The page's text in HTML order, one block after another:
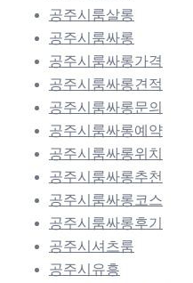
공주시룸살롱
공주시룸싸롱
공주시룸싸롱가격
공주시룸싸롱견적
공주시룸싸롱문의
공주시룸싸롱예약
공주시룸싸롱위치
공주시룸싸롱추천
공주시룸싸롱코스
공주시룸싸롱후기
공주시셔츠룸
공주시유흥